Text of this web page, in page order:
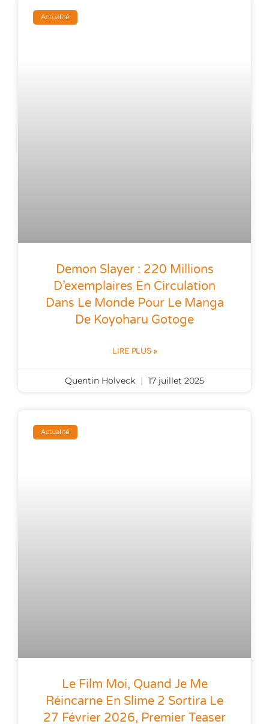
Actualité
Demon Slayer : 220 Millions
D’exemplaires En Circulation
Dans Le Monde Pour Le Manga
De Koyoharu Gotoge
LIRE PLUS »
Quentin Holveck 17 juillet 2025
Actualité
Le Film Moi, Quand Je Me
Réincarne En Slime 2 Sortira Le
27 Février 2026, Premier Teaser